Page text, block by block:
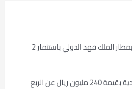
“جرير” تفتتح فرعاً جديداً بمطار الملك فهد الدولي باستثمار 2
“جرير” تقر توزيع أرباح نقدية بقيمة 240 مليون ريال عن الربع